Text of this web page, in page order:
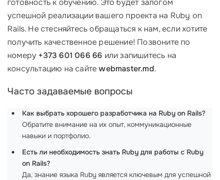
готовность к обучению. Это будет залогом
успешной реализации вашего проекта на Ruby on
Rails. Не стесняйтесь обращаться к нам, если хотите
получить качественное решение! Позвоните по
номеру +373 601 066 66 или запишитесь на
консультацию на сайтеwebmaster.md.
Часто задаваемые вопросы
Как выбрать хорошего разработчика на Ruby on Rails?
Обратите внимание на их опыт, коммуникационные
навыки и портфолио.
Есть ли необходимость знать Ruby для работы с Ruby
on Rails?
Да, знание языка Ruby является ключевым для успешной